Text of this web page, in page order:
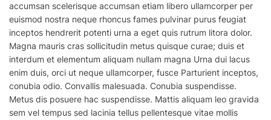
accumsan scelerisque accumsan etiam libero ullamcorper per
euismod nostra neque rhoncus fames pulvinar purus feugiat
inceptos hendrerit potenti urna a eget quis rutrum litora dolor.
Magna mauris cras sollicitudin metus quisque curae; duis et
interdum et elementum aliquam nullam magna Urna dui lacus
enim duis, orci ut neque ullamcorper, fusce Parturient inceptos,
conubia odio. Convallis malesuada. Conubia suspendisse.
Metus dis posuere hac suspendisse. Mattis aliquam leo gravida
sem vel tempus sed lacinia tellus pellentesque vitae mollis